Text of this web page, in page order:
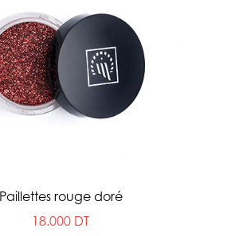
Paillettes rouge doré
18.000 DT